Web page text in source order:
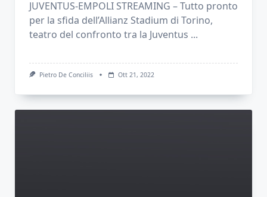
JUVENTUS-EMPOLI STREAMING – Tutto pronto
per la sfida dell’Allianz Stadium di Torino,
teatro del confronto tra la Juventus ...
Pietro De Conciliis Ott 21, 2022